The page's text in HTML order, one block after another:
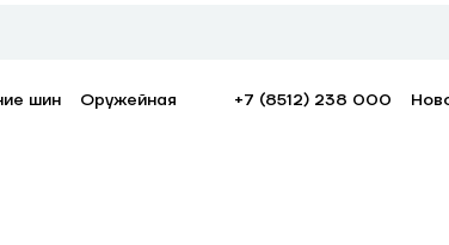
шин Оружейная +7 (8512) 238 000